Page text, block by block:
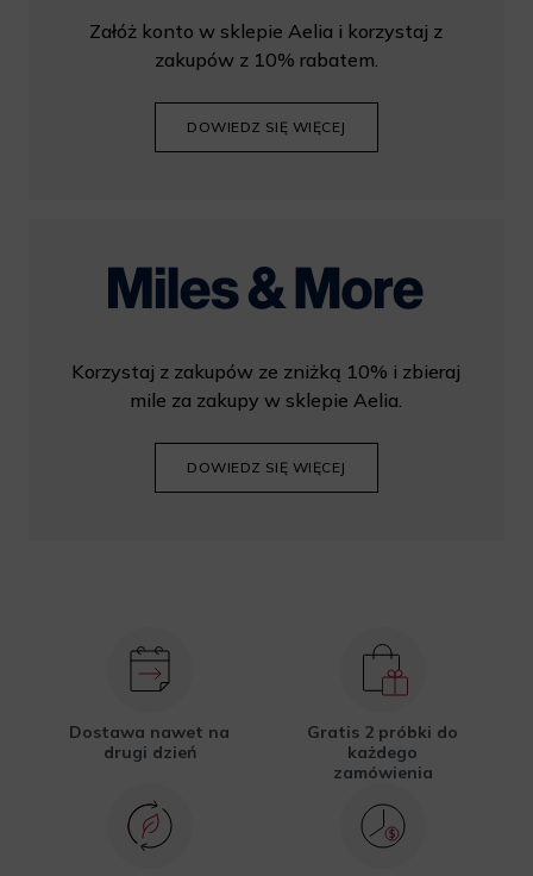
Załóż konto w sklepie Aelia i korzystaj z
zakupów z 10% rabatem.
DOWIEDZ SIĘ WIĘCEJ
Korzystaj z zakupów ze zniżką 10% i zbieraj
mile za zakupy w sklepie Aelia.
DOWIEDZ SIĘ WIĘCEJ
Dostawa nawet na
drugi dzień
Gratis 2 próbki do
każdego
zamówienia